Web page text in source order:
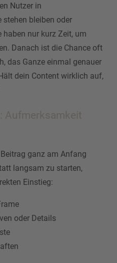
Nutzer in
stehen bleiben oder
nur kurz Zeit, um
Danach ist die Chance oft
das Ganze einmal genauer
dein Content wirklich auf,
Aufmerksamkeit
ganz am Anfang
langsam zu starten,
Einstieg:
oder Details